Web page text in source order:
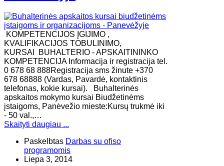
KOMPETENCIJOS ĮGIJIMO ,
KVALIFIKACIJOS TOBULINIMO,
KURSAI BUHALTERIO - APSKAITININKO
KOMPETENCIJA Informacija ir registracija tel.
0 678 68 888Registracija sms žinute +370
678 68888 (Vardas, Pavardė, kontaktinis
telefonas, kokie kursai). Buhalterinės
apskaitos mokymo kursai Biudžetinėms
įstaigoms, Panėvežio mieste:Kursų trukmė iki
- 50 val.,…
Skaityti daugiau ...
Paskelbtas Darbas su ofiso
programomis
Liepa 3, 2014